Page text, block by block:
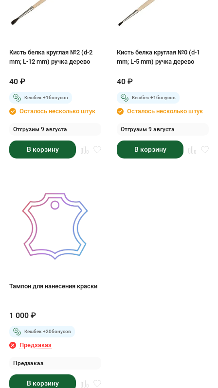
Кисть белка круглая №2 (d-2
mm; L-12 mm) ручка дерево
40 ₽
Кешбек +1бонусов
Осталось несколько штук
Отгрузим 9 августа
В корзину
Кисть белка круглая №0 (d-1
mm; L-5 mm) ручка дерево
40 ₽
Кешбек +1бонусов
Осталось несколько штук
Отгрузим 9 августа
В корзину
Тампон для нанесения краски
1 000 ₽
Кешбек +20бонусов
Предзаказ
Предзаказ
В корзину